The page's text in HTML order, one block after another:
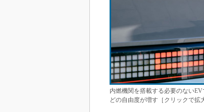
内燃機関を搭載する必要のない
どの自由度が増す［クリックで拡